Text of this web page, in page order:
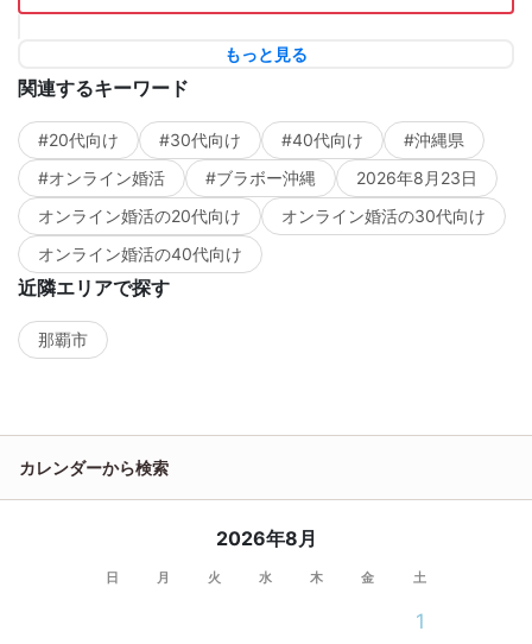
もっと見る
関連するキーワード
#20代向け #30代向け #40代向け
#沖縄県
#オンライン婚活
#ブラボー沖縄
2026年8月23日
オンライン婚活の20代向け
オンライン婚活の30代向け
オンライン婚活の40代向け
近隣エリアで探す
那覇市
カレンダーから検索
2026年8月
日 月 火 水 木 金 土
1